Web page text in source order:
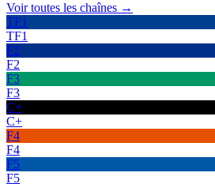
Voir toutes les chaînes →
TF1
TF1
F2
F2
F3
F3
C+
C+
F4
F4
F5
F5